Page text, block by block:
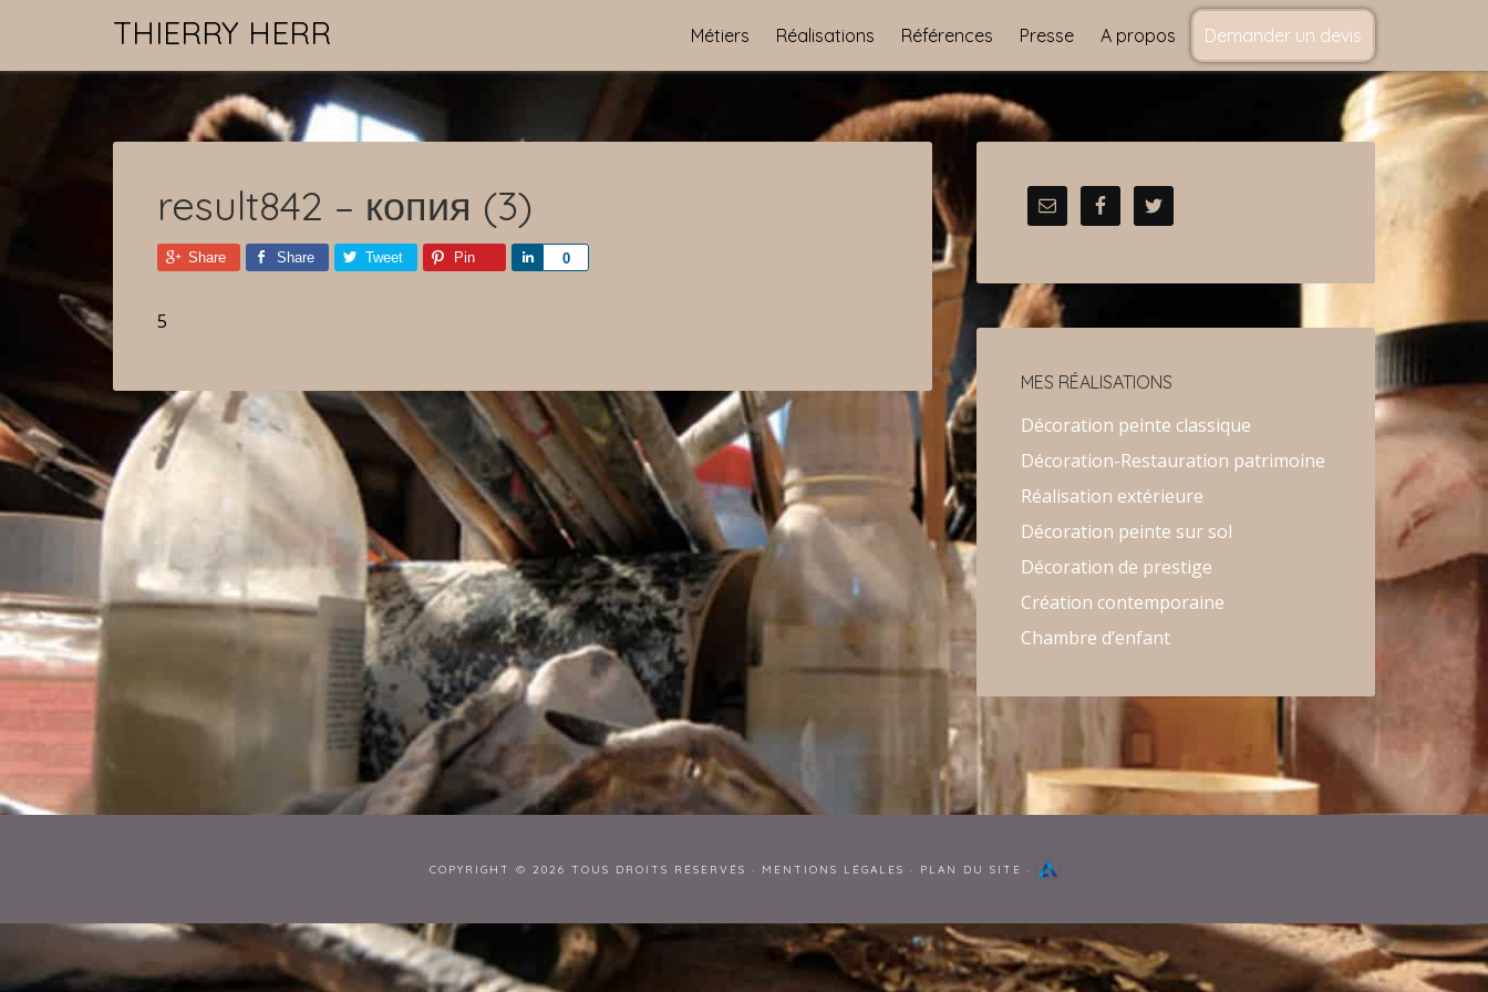
THIERRY HERR Métiers Réalisations Références Presse A propos Demander un devis
result842 – копия (3)
Share Share Tweet Pin 0
Share
5
MES RÉALISATIONS
Décoration peinte classique
Décoration-Restauration patrimoine
Réalisation extérieure
Décoration peinte sur sol
Décoration de prestige
Création contemporaine
Chambre d’enfant
COPYRIGHT © 2026 TOUS DROITS RÉSERVÉS · MENTIONS LÉGALES · PLAN DU SITE ·